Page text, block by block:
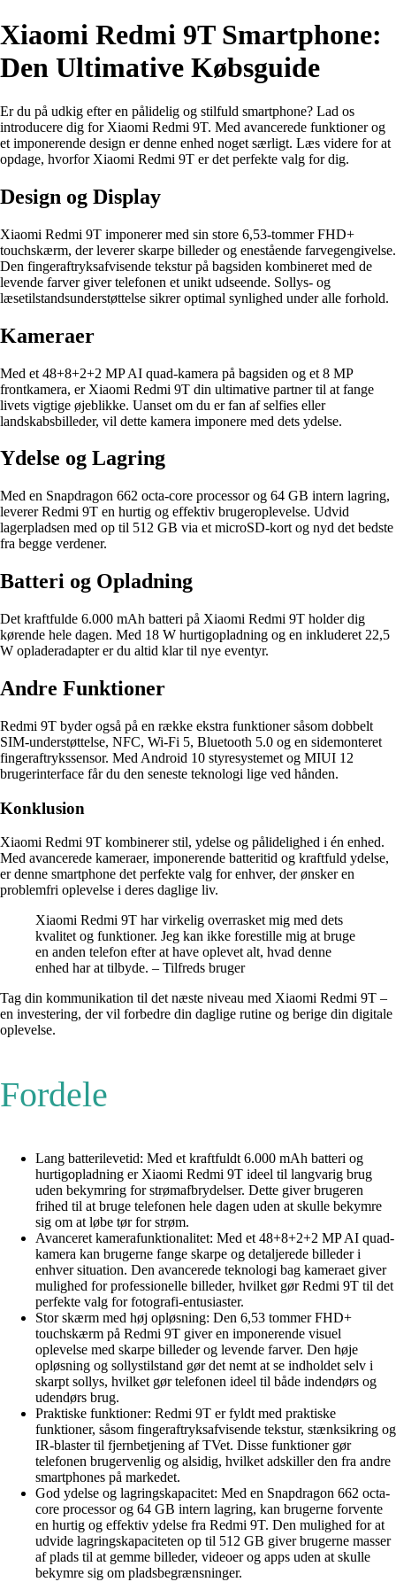
Xiaomi Redmi 9T Smartphone:
Den Ultimative Købsguide
Er du på udkig efter en pålidelig og stilfuld smartphone? Lad os
introducere dig for Xiaomi Redmi 9T. Med avancerede funktioner og
et imponerende design er denne enhed noget særligt. Læs videre for at
opdage, hvorfor Xiaomi Redmi 9T er det perfekte valg for dig.
Design og Display
Xiaomi Redmi 9T imponerer med sin store 6,53-tommer FHD+
touchskærm, der leverer skarpe billeder og enestående farvegengivelse.
Den fingeraftryksafvisende tekstur på bagsiden kombineret med de
levende farver giver telefonen et unikt udseende. Sollys- og
læsetilstandsunderstøttelse sikrer optimal synlighed under alle forhold.
Kameraer
Med et 48+8+2+2 MP AI quad-kamera på bagsiden og et 8 MP
frontkamera, er Xiaomi Redmi 9T din ultimative partner til at fange
livets vigtige øjeblikke. Uanset om du er fan af selfies eller
landskabsbilleder, vil dette kamera imponere med dets ydelse.
Ydelse og Lagring
Med en Snapdragon 662 octa-core processor og 64 GB intern lagring,
leverer Redmi 9T en hurtig og effektiv brugeroplevelse. Udvid
lagerpladsen med op til 512 GB via et microSD-kort og nyd det bedste
fra begge verdener.
Batteri og Opladning
Det kraftfulde 6.000 mAh batteri på Xiaomi Redmi 9T holder dig
kørende hele dagen. Med 18 W hurtigopladning og en inkluderet 22,5
W opladeradapter er du altid klar til nye eventyr.
Andre Funktioner
Redmi 9T byder også på en række ekstra funktioner såsom dobbelt
SIM-understøttelse, NFC, Wi-Fi 5, Bluetooth 5.0 og en sidemonteret
fingeraftrykssensor. Med Android 10 styresystemet og MIUI 12
brugerinterface får du den seneste teknologi lige ved hånden.
Konklusion
Xiaomi Redmi 9T kombinerer stil, ydelse og pålidelighed i én enhed.
Med avancerede kameraer, imponerende batteritid og kraftfuld ydelse,
er denne smartphone det perfekte valg for enhver, der ønsker en
problemfri oplevelse i deres daglige liv.
Xiaomi Redmi 9T har virkelig overrasket mig med dets
kvalitet og funktioner. Jeg kan ikke forestille mig at bruge
en anden telefon efter at have oplevet alt, hvad denne
enhed har at tilbyde. – Tilfreds bruger
Tag din kommunikation til det næste niveau med Xiaomi Redmi 9T –
en investering, der vil forbedre din daglige rutine og berige din digitale
oplevelse.
Fordele
Lang batterilevetid: Med et kraftfuldt 6.000 mAh batteri og
hurtigopladning er Xiaomi Redmi 9T ideel til langvarig brug
uden bekymring for strømafbrydelser. Dette giver brugeren
frihed til at bruge telefonen hele dagen uden at skulle bekymre
sig om at løbe tør for strøm.
Avanceret kamerafunktionalitet: Med et 48+8+2+2 MP AI quad-
kamera kan brugerne fange skarpe og detaljerede billeder i
enhver situation. Den avancerede teknologi bag kameraet giver
mulighed for professionelle billeder, hvilket gør Redmi 9T til det
perfekte valg for fotografi-entusiaster.
Stor skærm med høj opløsning: Den 6,53 tommer FHD+
touchskærm på Redmi 9T giver en imponerende visuel
oplevelse med skarpe billeder og levende farver. Den høje
opløsning og sollystilstand gør det nemt at se indholdet selv i
skarpt sollys, hvilket gør telefonen ideel til både indendørs og
udendørs brug.
Praktiske funktioner: Redmi 9T er fyldt med praktiske
funktioner, såsom fingeraftryksafvisende tekstur, stænksikring og
IR-blaster til fjernbetjening af TVet. Disse funktioner gør
telefonen brugervenlig og alsidig, hvilket adskiller den fra andre
smartphones på markedet.
God ydelse og lagringskapacitet: Med en Snapdragon 662 octa-
core processor og 64 GB intern lagring, kan brugerne forvente
en hurtig og effektiv ydelse fra Redmi 9T. Den mulighed for at
udvide lagringskapaciteten op til 512 GB giver brugerne masser
af plads til at gemme billeder, videoer og apps uden at skulle
bekymre sig om pladsbegrænsninger.